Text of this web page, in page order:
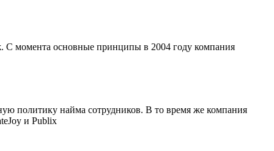
С момента основные принципы в 2004 году компания
политику найма сотрудников. В то время же компания
и Publix